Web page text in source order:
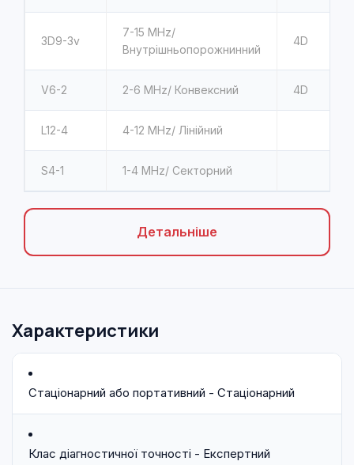
3D9-3v
7-15 MHz/
Внутрішньопорожнинний
4D
V6-2 2-6 MHz/ Конвексний 4D
L12-4 4-12 MHz/ Лінійний
S4-1 1-4 MHz/ Секторний
Детальніше
Характеристики
Стаціонарний або портативний - Стаціонарний
Клас діагностичної точності - Експертний